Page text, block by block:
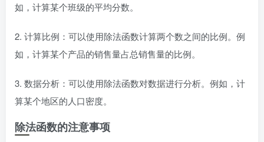
如，计算某个班级的平均分数。
2. 计算比例：可以使用除法函数计算两个数之间的比例。例
如，计算某个产品的销售量占总销售量的比例。
3. 数据分析：可以使用除法函数对数据进行分析。例如，计
算某个地区的人口密度。
除法函数的注意事项